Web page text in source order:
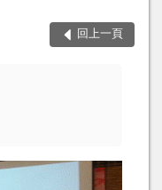
回上一頁